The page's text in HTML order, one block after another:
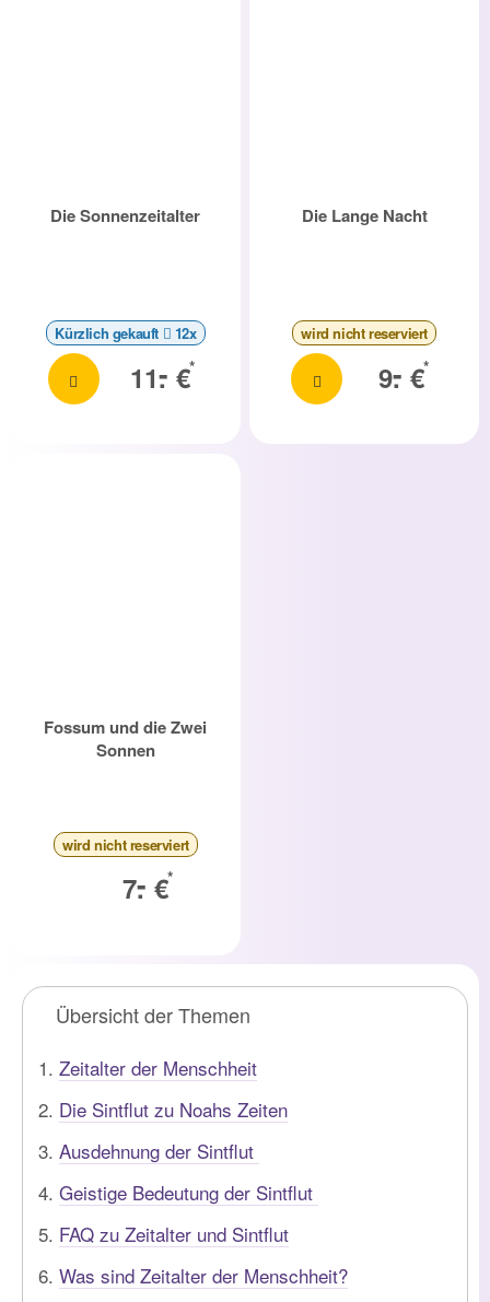
Die Sonnenzeitalter
Kürzlich gekauft 12x
11.
- €
*
Die Lange Nacht
wird nicht reserviert
9.
- €
*
Fossum und die Zwei
Sonnen
wird nicht reserviert
7.
- €
*
Übersicht der Themen
Zeitalter der Menschheit
Die Sintflut zu Noahs Zeiten
Ausdehnung der Sintflut
Geistige Bedeutung der Sintflut
FAQ zu Zeitalter und Sintflut
Was sind Zeitalter der Menschheit?